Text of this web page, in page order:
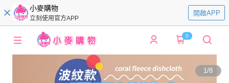
小麥購物
立刻使用官方APP
開啟APP
0
1/8